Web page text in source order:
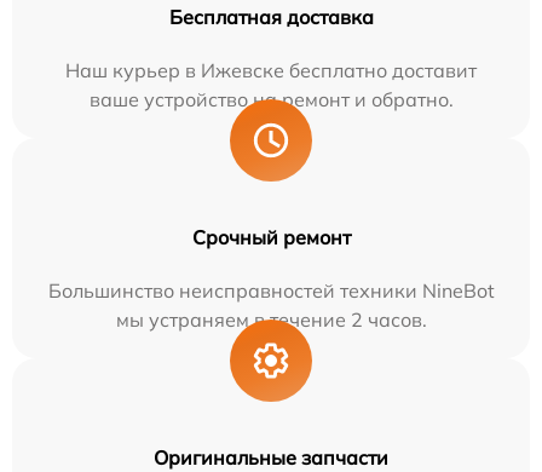
Бесплатная доставка
Наш курьер в Ижевске бесплатно доставит
ваше устройство на ремонт и обратно.
Срочный ремонт
Большинство неисправностей техники NineBot
мы устраняем в течение 2 часов.
Оригинальные запчасти